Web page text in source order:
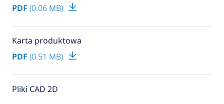
PDF (0.06 MB)
Karta produktowa
PDF (0.51 MB)
Pliki CAD 2D